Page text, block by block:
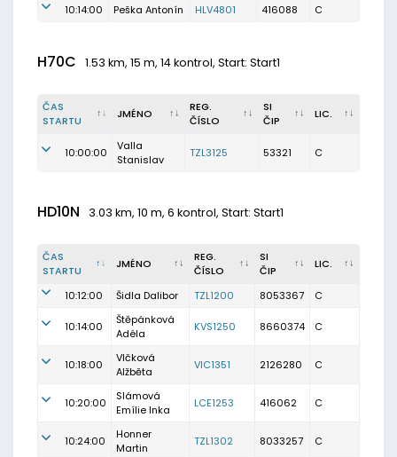
10:14:00 Peška Antonín HLV4801 416088 C
H70C 1.53 km, 15 m, 14 kontrol, Start: Start1
ČAS
STARTU
JMÉNO
REG.
ČÍSLO
SI
ČIP
LIC.
10:00:00
Valla
Stanislav
TZL3125 53321 C
HD10N 3.03 km, 10 m, 6 kontrol, Start: Start1
ČAS
STARTU
JMÉNO
REG.
ČÍSLO
SI
ČIP
LIC.
10:12:00 Šidla Dalibor TZL1200 8053367 C
10:14:00
Štěpánková
Adéla
KVS1250 8660374 C
10:18:00
Vlčková
Alžběta
VIC1351 2126280 C
10:20:00
Slámová
Emílie Inka
LCE1253 416062 C
10:24:00
Honner
Martin
TZL1302 8033257 C